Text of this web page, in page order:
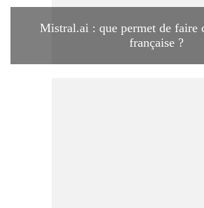
Mistral.ai : que permet de faire
française ?